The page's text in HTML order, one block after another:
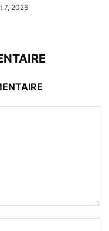
7, 2026